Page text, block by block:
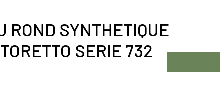
ROND SYNTHETIQUE
SERIE 732